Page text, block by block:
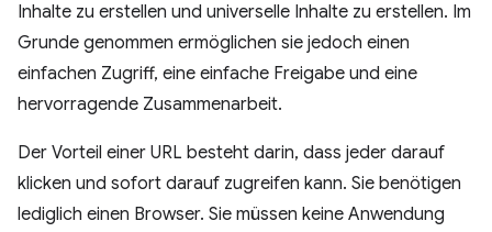
Inhalte zu erstellen und universelle Inhalte zu erstellen. Im
Grunde genommen ermöglichen sie jedoch einen
einfachen Zugriff, eine einfache Freigabe und eine
hervorragende Zusammenarbeit.
Der Vorteil einer URL besteht darin, dass jeder darauf
klicken und sofort darauf zugreifen kann. Sie benötigen
lediglich einen Browser. Sie müssen keine Anwendung